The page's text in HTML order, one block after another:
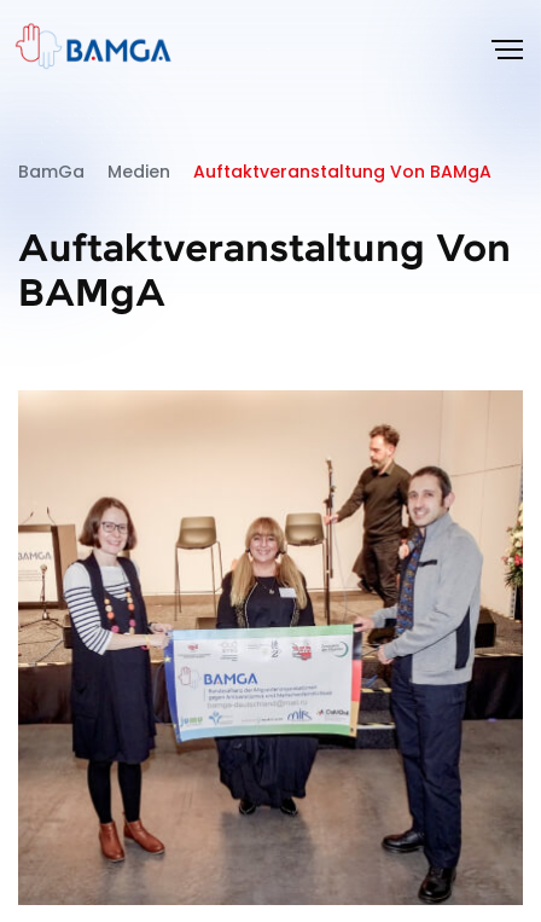
BamGa Medien Auftaktveranstaltung Von BAMgA
Auftaktveranstaltung Von
BAMgA